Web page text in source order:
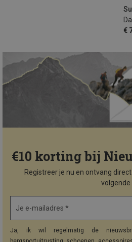
€
€10 korting bij
Registreer je nu en ontvang
volgende
Je e-mailadres *
Ja, ik wil regelmatig de